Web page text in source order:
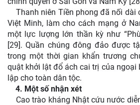
Thanh niên Tiền phong đã nối dài
Việt Minh, làm cho cách mạng ở
một lực lượng lớn thần kỳ như
[29]. Quần chúng đông đảo được
trong một thời gian khẩn trương
quật khởi lật đổ ách cai trị của ngoại
lập cho toàn dân tộc.
4. Một số nhận xét
Cao trào kháng Nhật cứu nước